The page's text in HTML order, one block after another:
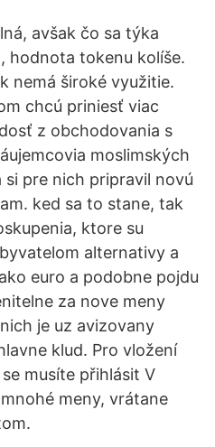
avšak čo sa týka
hodnota tokenu kolíše.
nemá široké využitie.
chcú priniesť viac
z obchodovania s
moslimských
pre nich pripravil novú
ked sa to stane, tak
ktore su
alternativy a
euro a podobne pojdu
za nove meny
je uz avizovany
klud. Pro vložení
musíte přihlásit V
meny, vrátane